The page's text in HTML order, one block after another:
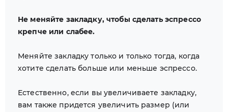
Не меняйте закладку, чтобы сделать эспрессо
крепче или слабее.
Меняйте закладку только и только тогда, когда
хотите сделать больше или меньше эспрессо.
Естественно, если вы увеличиваете закладку,
вам также придется увеличить размер (или